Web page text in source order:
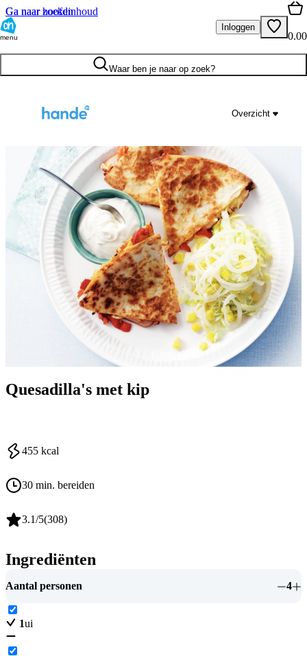
Ga naar hoofdinhoud
Ga naar zoeken
menu
Inloggen
0.00
Waar ben je naar op zoek?
Overzicht
Quesadilla's met kip
455 kcal
30 min. bereiden
3.1/5(308)
Ingrediënten
Aantal personen 4
1ui